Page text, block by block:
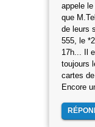
appele
que
de leurs
555, le
17h... Il
toujours
cartes
Encore